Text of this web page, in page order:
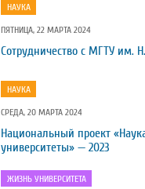
НАУКА
ПЯТНИЦА, 22 МАРТА 2024
Сотрудничество с МГТУ им.
НАУКА
СРЕДА, 20 МАРТА 2024
Национальный проект
университеты» — 2023
ЖИЗНЬ УНИВЕРСИТЕТА